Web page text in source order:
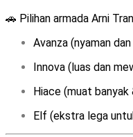
🚗 Pilihan armada Arni
Avanza (nyaman
Innova (luas dan
Hiace (muat
Elf (ekstra lega